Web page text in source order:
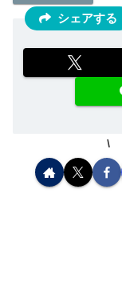
シェアする